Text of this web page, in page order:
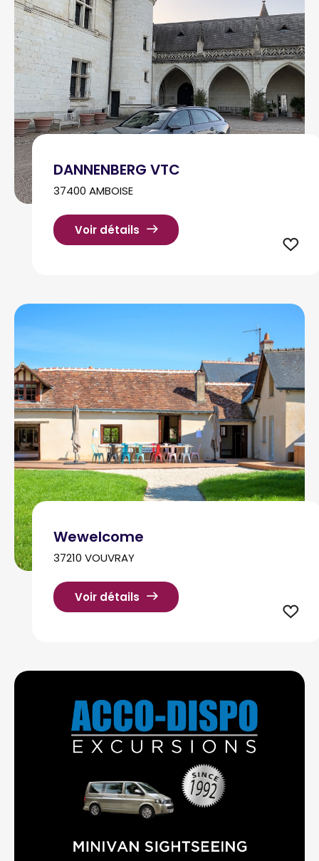
DANNENBERG VTC
37400 AMBOISE
Voir détails
Wewelcome
37210 VOUVRAY
Voir détails